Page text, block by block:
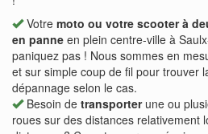
Votre moto ou votre scooter à
en panne en plein centre-ville à
paniquez pas ! Nous sommes en
et sur simple coup de fil pour trouver
dépannage selon le cas.
Besoin de transporterune ou
roues sur des distances relativement